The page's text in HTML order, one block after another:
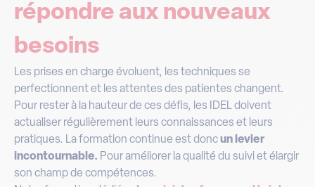
répondre aux nouveaux
besoins
Les prises en charge évoluent, les techniques se
perfectionnent et les attentes des patientes changent.
Pour rester à la hauteur de ces défis, les IDEL doivent
actualiser régulièrement leurs connaissances et leurs
pratiques. La formation continue est doncun levier
incontournable. Pour améliorer la qualité du suivi et élargir
son champ de compétences.